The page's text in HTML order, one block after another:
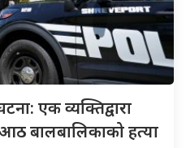
एक व्यक्तिद्वारा
बालबालिकाको हत्या